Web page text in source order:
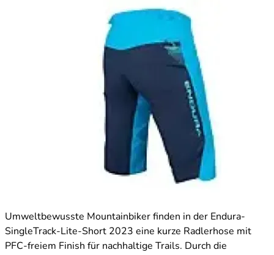
Umweltbewusste Mountainbiker finden in der Endura-
SingleTrack-Lite-Short 2023 eine kurze Radlerhose mit
PFC-freiem Finish für nachhaltige Trails. Durch die